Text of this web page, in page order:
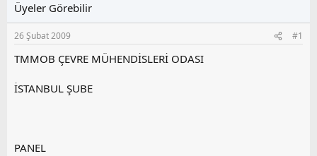
u
y
u
a
l
a
g
ı
Üyeler Görebilir
26 Şubat 2009 #1
TMMOB ÇEVRE MÜHENDİSLERİ ODASI
İSTANBUL ŞUBE
PANEL